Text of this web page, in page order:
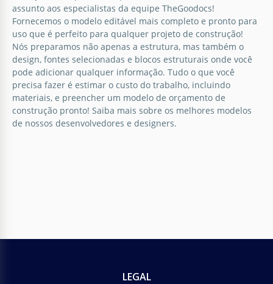
assunto aos especialistas da equipe TheGoodocs!
Fornecemos o modelo editável mais completo e pronto para
uso que é perfeito para qualquer projeto de construção!
Nós preparamos não apenas a estrutura, mas também o
design, fontes selecionadas e blocos estruturais onde você
pode adicionar qualquer informação. Tudo o que você
precisa fazer é estimar o custo do trabalho, incluindo
materiais, e preencher um modelo de orçamento de
construção pronto! Saiba mais sobre os melhores modelos
de nossos desenvolvedores e designers.
LEGAL